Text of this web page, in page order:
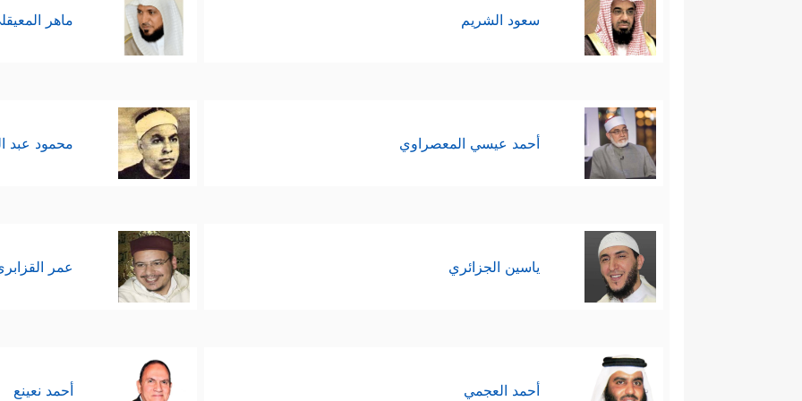
سعود الشريم ماهر
أحمد عيسي المعصراوي محمود عبد
ياسين الجزائري عمر
أحمد العجمي أحمد نعينع